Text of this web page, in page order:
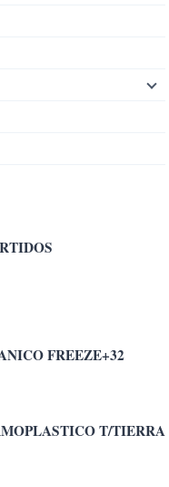
FREEZE+32
T/TIERRA